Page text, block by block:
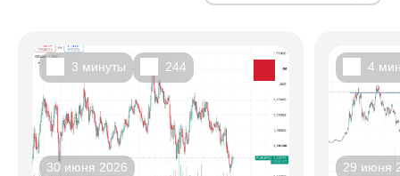
30 июня 2026
3 минуты 244
29 июня
4